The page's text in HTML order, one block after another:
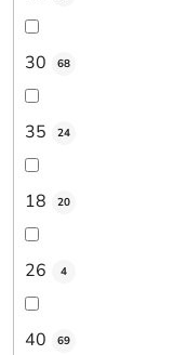
30 68
35 24
18 20
26 4
40 69